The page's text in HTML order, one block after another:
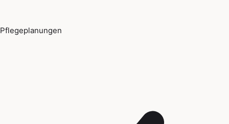
Pflegeplanungen